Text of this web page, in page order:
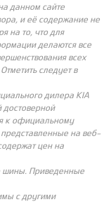
данном сайте
и её содержание не
на то, что для
делаются все
всех
следует в
дилера KIA
достоверной
к официальному
на веб-
цен на
шины. Приведенные
с другими